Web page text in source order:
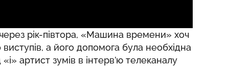
рік-півтора, «Машина времени» хоч
а його допомога була необхідна
артист зумів в інтерв’ю телеканалу